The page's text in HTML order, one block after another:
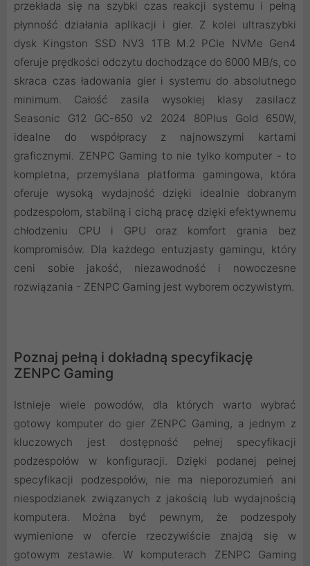
przekłada się na szybki czas reakcji systemu i pełną
płynność działania aplikacji i gier. Z kolei ultraszybki
dysk Kingston SSD NV3 1TB M.2 PCIe NVMe Gen4
oferuje prędkości odczytu dochodzące do 6000 MB/s, co
skraca czas ładowania gier i systemu do absolutnego
minimum. Całość zasila wysokiej klasy zasilacz
Seasonic G12 GC-650 v2 2024 80Plus Gold 650W,
idealne do współpracy z najnowszymi kartami
graficznymi. ZENPC Gaming to nie tylko komputer - to
kompletna, przemyślana platforma gamingowa, która
oferuje wysoką wydajność dzięki idealnie dobranym
podzespołom, stabilną i cichą pracę dzięki efektywnemu
chłodzeniu CPU i GPU oraz komfort grania bez
kompromisów. Dla każdego entuzjasty gamingu, który
ceni sobie jakość, niezawodność i nowoczesne
rozwiązania - ZENPC Gaming jest wyborem oczywistym.
Poznaj pełną i dokładną specyfikację
ZENPC Gaming
Istnieje wiele powodów, dla których warto wybrać
gotowy komputer do gier ZENPC Gaming, a jednym z
kluczowych jest dostępność pełnej specyfikacji
podzespołów w konfiguracji. Dzięki podanej pełnej
specyfikacji podzespołów, nie ma nieporozumień ani
niespodzianek związanych z jakością lub wydajnością
komputera. Można być pewnym, że podzespoły
wymienione w ofercie rzeczywiście znajdą się w
gotowym zestawie. W komputerach ZENPC Gaming